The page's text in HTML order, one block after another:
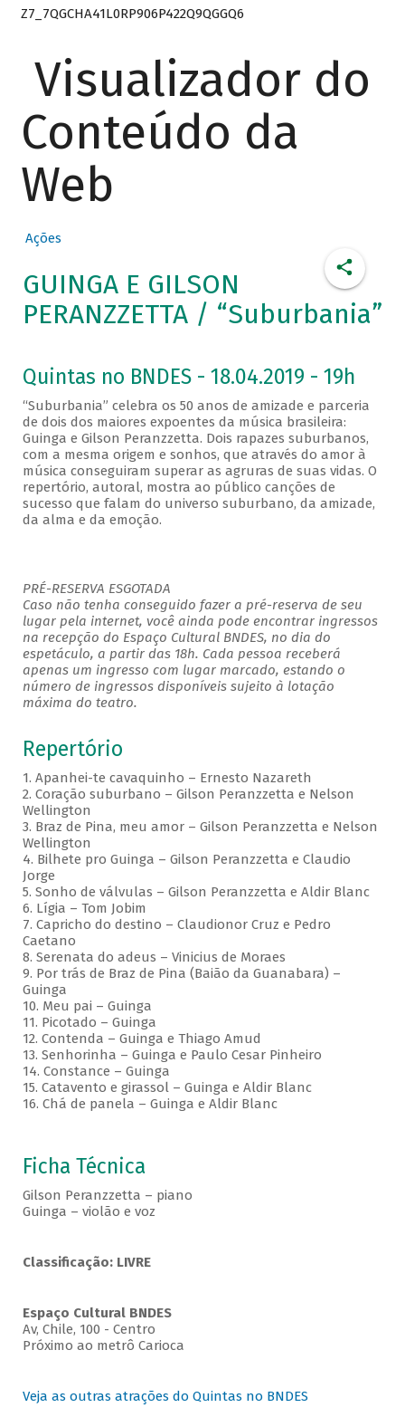
Z7_7QGCHA41L0RP906P422Q9QGGQ6
Visualizador do
Conteúdo da
Web
Ações
GUINGA E GILSON
PERANZZETTA / “Suburbania”
Quintas no BNDES - 18.04.2019 - 19h
“Suburbania” celebra os 50 anos de amizade e parceria
de dois dos maiores expoentes da música brasileira:
Guinga e Gilson Peranzzetta. Dois rapazes suburbanos,
com a mesma origem e sonhos, que através do amor à
música conseguiram superar as agruras de suas vidas. O
repertório, autoral, mostra ao público canções de
sucesso que falam do universo suburbano, da amizade,
da alma e da emoção.
PRÉ-RESERVA ESGOTADA
Caso não tenha conseguido fazer a pré-reserva de seu
lugar pela internet, você ainda pode encontrar ingressos
na recepção do Espaço Cultural BNDES, no dia do
espetáculo, a partir das 18h. Cada pessoa receberá
apenas um ingresso com lugar marcado, estando o
número de ingressos disponíveis sujeito à lotação
máxima do teatro.
Repertório
1. Apanhei-te cavaquinho – Ernesto Nazareth
2. Coração suburbano – Gilson Peranzzetta e Nelson
Wellington
3. Braz de Pina, meu amor – Gilson Peranzzetta e Nelson
Wellington
4. Bilhete pro Guinga – Gilson Peranzzetta e Claudio
Jorge
5. Sonho de válvulas – Gilson Peranzzetta e Aldir Blanc
6. Lígia – Tom Jobim
7. Capricho do destino – Claudionor Cruz e Pedro
Caetano
8. Serenata do adeus – Vinicius de Moraes
9. Por trás de Braz de Pina (Baião da Guanabara) –
Guinga
10. Meu pai – Guinga
11. Picotado – Guinga
12. Contenda – Guinga e Thiago Amud
13. Senhorinha – Guinga e Paulo Cesar Pinheiro
14. Constance – Guinga
15. Catavento e girassol – Guinga e Aldir Blanc
16. Chá de panela – Guinga e Aldir Blanc
Ficha Técnica
Gilson Peranzzetta – piano
Guinga – violão e voz
Classificação: LIVRE
Espaço Cultural BNDES
Av, Chile, 100 - Centro
Próximo ao metrô Carioca
Veja as outras atrações do Quintas no BNDES